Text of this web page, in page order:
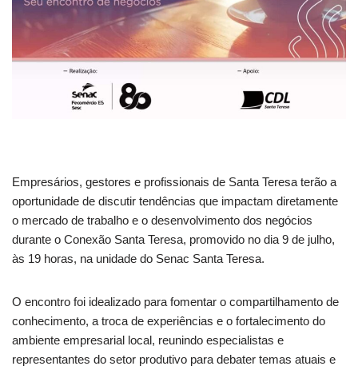
Empresários, gestores e profissionais de Santa Teresa terão a
oportunidade de discutir tendências que impactam diretamente
o mercado de trabalho e o desenvolvimento dos negócios
durante o Conexão Santa Teresa, promovido no dia 9 de julho,
às 19 horas, na unidade do Senac Santa Teresa.
O encontro foi idealizado para fomentar o compartilhamento de
conhecimento, a troca de experiências e o fortalecimento do
ambiente empresarial local, reunindo especialistas e
representantes do setor produtivo para debater temas atuais e